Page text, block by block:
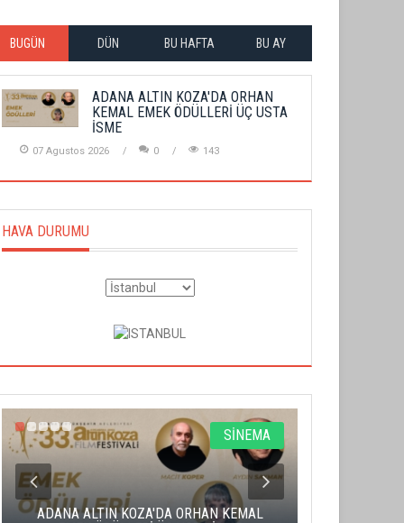
BUGÜN DÜN BU HAFTA BU AY
ADANA ALTIN KOZA'DA ORHAN
KEMAL EMEK ÖDÜLLERİ ÜÇ USTA
İSME
07 Agustos 2026 0 143
HAVA DURUMU
SİNEMA
ADANA ALTIN KOZA'DA ORHAN KEMAL